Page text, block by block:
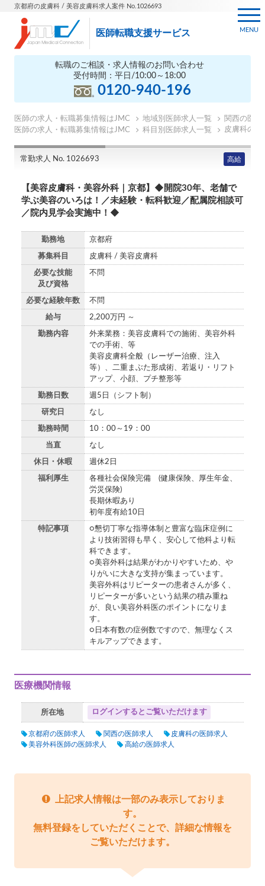
京都府の皮膚科 / 美容皮膚科求人案件 No.1026693
医師転職支援サービス
転職のご相談・求人情報のお問い合わせ
受付時間：平日/10:00～18:00
0120-940-196
MENU
医師の求人・転職募集情報はJMC 地域別医師求人一覧
関西の医師
医師の求人・転職募集情報はJMC
科目別医師求人一覧 皮膚科の医
常勤求人 No. 1026693 高給
【美容皮膚科・美容外科｜京都】◆開院30年、老舗で
学ぶ美容のいろは！／未経験・転科歓迎／配属院相談可
／院内見学会実施中！◆
勤務地 京都府
募集科目 皮膚科 / 美容皮膚科
必要な技能
及び資格
不問
必要な経験年数 不問
給与 2,200万円 ～
勤務内容
外来業務：美容皮膚科での施術、美容外科
での手術、等
美容皮膚科全般（レーザー治療、注入
等）、二重まぶた形成術、若返り・リフト
アップ、小顔、プチ整形等
勤務日数 週5日（シフト制）
研究日 なし
勤務時間 10：00～19：00
当直 なし
休日・休暇 週休2日
福利厚生
各種社会保険完備 (健康保険、厚生年金、
労災保険)
長期休暇あり
初年度有給10日
特記事項
○懇切丁寧な指導体制と豊富な臨床症例に
より技術習得も早く、安心して他科より転
科できます。
○美容外科は結果がわかりやすいため、や
りがいに大きな支持が集まっています。
美容外科はリピーターの患者さんが多く、
リピーターが多いという結果の積み重ね
が、良い美容外科医のポイントになりま
す。
○日本有数の症例数ですので、無理なくス
キルアップできます。
医療機関情報
所在地 ログインするとご覧いただけます
京都府の医師求人 関西の医師求人
皮膚科の医師求人
美容外科医師の医師求人
高給の医師求人
上記求人情報は一部のみ表示しておりま
す。
無料登録をしていただくことで、詳細な情報を
ご覧いただけます。